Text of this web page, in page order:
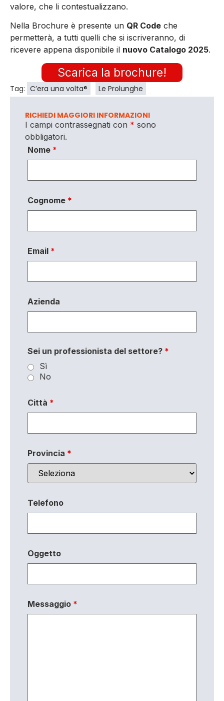
valore, che li contestualizzano.
Nella Brochure è presente un QR Code che
permetterà, a tutti quelli che si iscriveranno, di
ricevere appena disponibile il nuovo Catalogo 2025.
Scarica la brochure!
Tag: C’era una volta® Le Prolunghe
RICHIEDI MAGGIORI INFORMAZIONI
I campi contrassegnati con * sono
obbligatori.
Nome *
Cognome *
Email *
Azienda
Sei un professionista del settore? *
Sì
No
Città *
Provincia *
Telefono
Oggetto
Messaggio *